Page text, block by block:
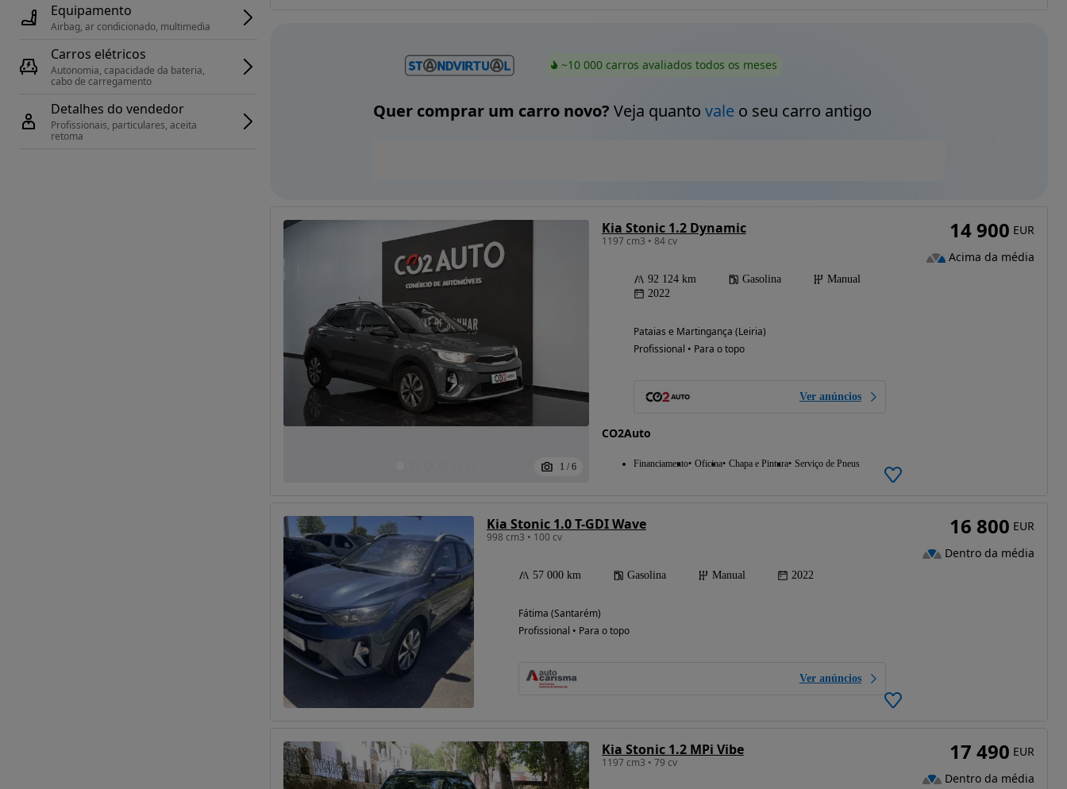
Equipamento
Airbag, ar condicionado, multimedia
Carros elétricos
Autonomia, capacidade da bateria,
cabo de carregamento
Detalhes do vendedor
Profissionais, particulares, aceita
retoma
~10 000 carros avaliados todos os meses
Quer comprar um carro novo? Veja quanto valeo seu carro antigo
1 / 6
Kia Stonic 1.2 Dynamic
1197 cm3 • 84 cv
92 124 km Gasolina
Manual
2022
Pataias e Martingança (Leiria)
Profissional • Para o topo
Ver anúncios
CO2Auto
Financiamento Oficina Chapa e Pintura Serviço de Pneus
14 900 EUR
Acima da média
Kia Stonic 1.0 T-GDI Wave
998 cm3 • 100 cv
57 000 km Gasolina Manual 2022
Fátima (Santarém)
Profissional • Para o topo
Ver anúncios
16 800 EUR
Dentro da média
Kia Stonic 1.2 MPi Vibe
1197 cm3 • 79 cv 17 490 EUR
Dentro da média